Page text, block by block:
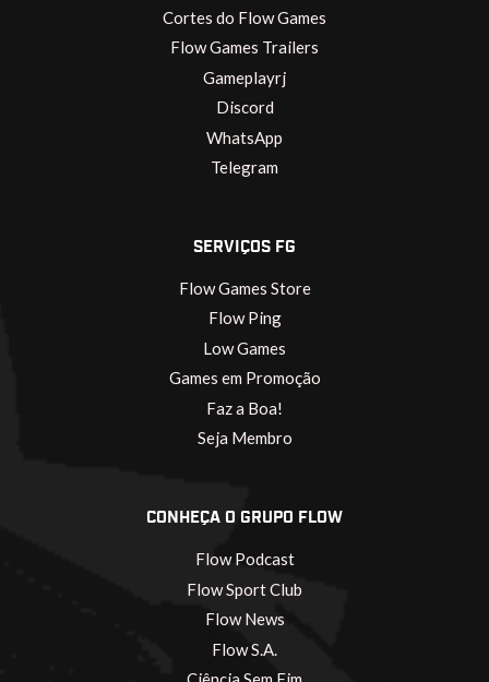
Cortes do Flow Games
Flow Games Trailers
Gameplayrj
Discord
WhatsApp
Telegram
SERVIÇOS FG
Flow Games Store
Flow Ping
Low Games
Games em Promoção
Faz a Boa!
Seja Membro
CONHEÇA O GRUPO FLOW
Flow Podcast
Flow Sport Club
Flow News
Flow S.A.